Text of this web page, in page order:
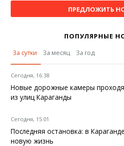
ПРЕДЛОЖИТЬ
ПОПУЛЯРНЫЕ
За сутки
За месяц За год
Сегодня, 16:38
Новые дорожные камеры
из улиц Караганды
Сегодня, 15:01
Последняя остановка: в
новую жизнь